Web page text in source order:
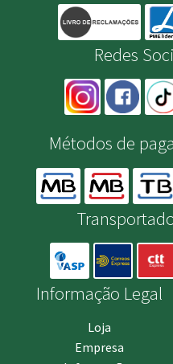
Redes
Métodos de
Informação Legal
Loja
Empresa